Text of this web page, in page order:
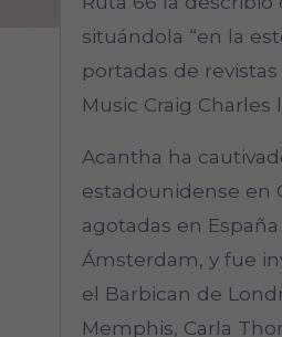
situándola “en la
portadas de
Music Craig
Acantha ha
estadounidense en
agotadas en
Ámsterdam, y fue
el Barbican de
Memphis, Carla